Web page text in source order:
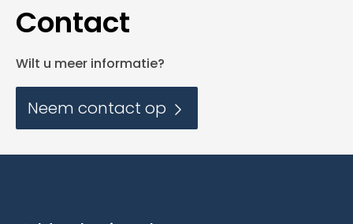
Contact
Wilt u meer informatie?
Neem contact op